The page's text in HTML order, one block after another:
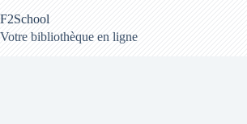
au
contenu
F2School
Votre bibliothèque en ligne